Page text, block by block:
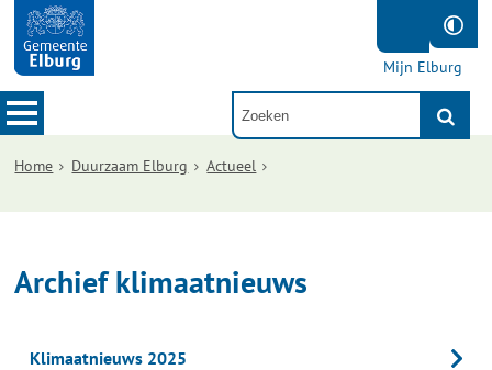
Mijn Elburg
Home Duurzaam Elburg Actueel
Archief klimaatnieuws
Klimaatnieuws 2025